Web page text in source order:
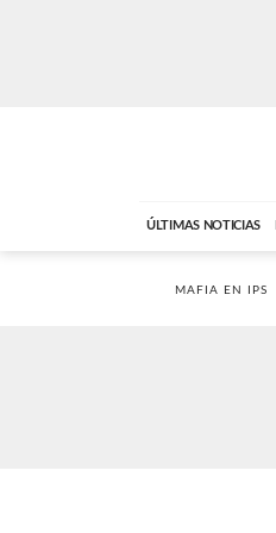
ÚLTIMAS NOTICIAS
MAFIA EN IPS